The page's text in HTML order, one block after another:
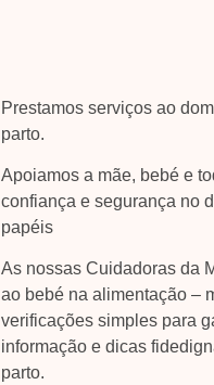
Prestamos serviços ao
parto.
Apoiamos a mãe, bebé e
confiança e segurança no
papéis
As nossas Cuidadoras da
ao bebé na alimentação –
verificações simples para
informação e dicas
parto.